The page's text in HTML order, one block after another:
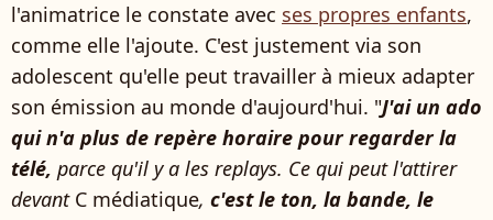
l'animatrice le constate avec ses propres enfants,
comme elle l'ajoute. C'est justement via son
adolescent qu'elle peut travailler à mieux adapter
son émission au monde d'aujourd'hui. "J'ai un ado
qui n'a plus de repère horaire pour regarder la
télé, parce qu'il y a les replays. Ce qui peut l'attirer
devant C médiatique, c'est le ton, la bande, le